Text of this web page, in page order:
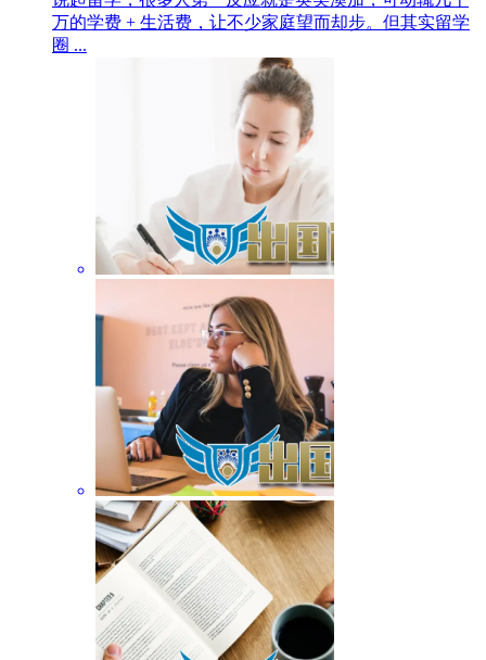
万的学费 + 生活费，让不少家庭望而却步。但其实留学
圈 ...